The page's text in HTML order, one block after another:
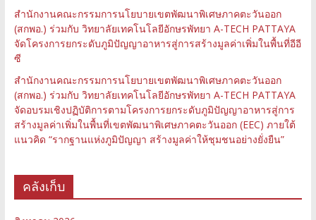
สำนักงานคณะกรรมการนโยบายเขตพัฒนาพิเศษภาคตะวันออก
(สกพอ.) ร่วมกับ วิทยาลัยเทคโนโลยีอักษรพัทยา A-TECH PATTAYA
จัดโครงการยกระดับภูมิปัญญาอาหารสู่การสร้างมูลค่าเพิ่มในพื้นที่อีอี
ซี
สำนักงานคณะกรรมการนโยบายเขตพัฒนาพิเศษภาคตะวันออก
(สกพอ.) ร่วมกับ วิทยาลัยเทคโนโลยีอักษรพัทยา A-TECH PATTAYA
จัดอบรมเชิงปฏิบัติการตามโครงการยกระดับภูมิปัญญาอาหารสู่การ
สร้างมูลค่าเพิ่มในพื้นที่เขตพัฒนาพิเศษภาคตะวันออก (EEC) ภายใต้
แนวคิด “รากฐานแห่งภูมิปัญญา สร้างมูลค่าให้ชุมชนอย่างยั่งยืน”
คลังเก็บ